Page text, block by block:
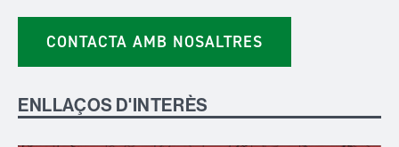
CONTACTA AMB NOSALTRES
ENLLAÇOS D'INTERÈS